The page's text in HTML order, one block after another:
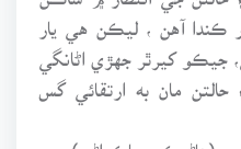
ڪندا آهن ، ليڪن هي يار
کيرٿر جهڙي اڻانگي
مان به ارتقائي گس
(هاڻوڪي باڪراڻي) جي